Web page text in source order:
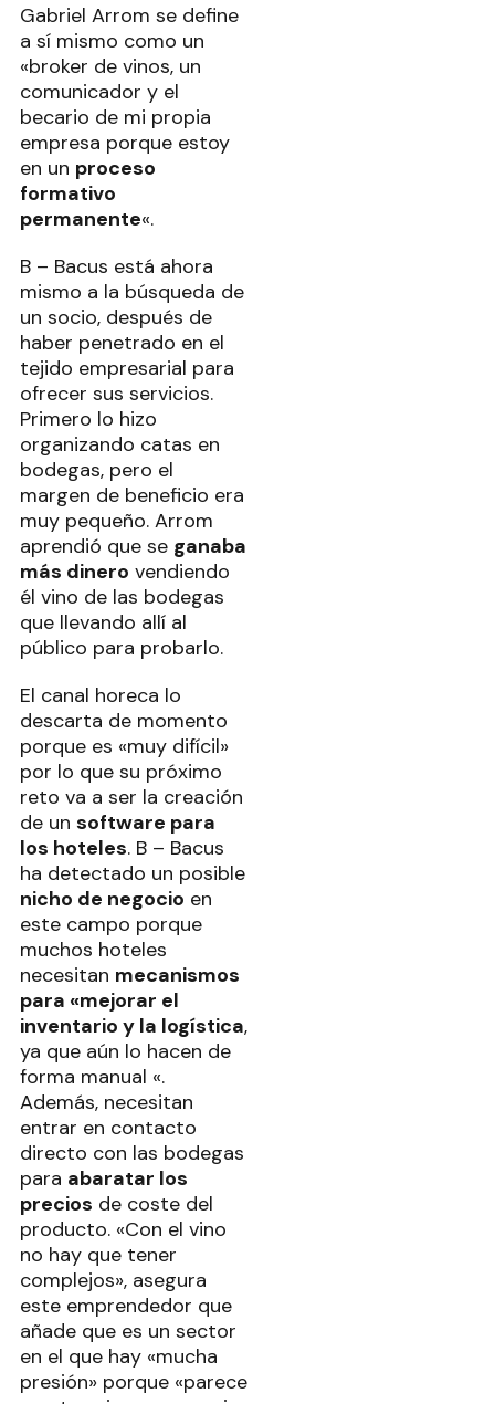
Gabriel Arrom se define
a sí mismo como un
«broker de vinos, un
comunicador y el
becario de mi propia
empresa porque estoy
en un proceso
formativo
permanente«.
B – Bacus está ahora
mismo a la búsqueda de
un socio, después de
haber penetrado en el
tejido empresarial para
ofrecer sus servicios.
Primero lo hizo
organizando catas en
bodegas, pero el
margen de beneficio era
muy pequeño. Arrom
aprendió que se ganaba
más dinero vendiendo
él vino de las bodegas
que llevando allí al
público para probarlo.
El canal horeca lo
descarta de momento
porque es «muy difícil»
por lo que su próximo
reto va a ser la creación
de un software para
los hoteles. B – Bacus
ha detectado un posible
nicho de negocio en
este campo porque
muchos hoteles
necesitan mecanismos
para «mejorar el
inventario y la logística,
ya que aún lo hacen de
forma manual «.
Además, necesitan
entrar en contacto
directo con las bodegas
para abaratar los
precios de coste del
producto. «Con el vino
no hay que tener
complejos», asegura
este emprendedor que
añade que es un sector
en el que hay «mucha
presión» porque «parece